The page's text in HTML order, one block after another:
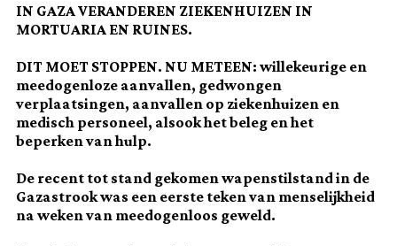
IN GAZA VERANDEREN ZIEKENHUIZEN IN
MORTUARIA EN RUINES.
DIT MOET STOPPEN. NU METEEN: willekeurige en
meedogenloze aanvallen, gedwongen
verplaatsingen, aanvallen op ziekenhuizen en
medisch personeel, alsook het beleg en het
beperken van hulp.
De recent tot stand gekomen wapenstilstand in de
Gazastrook was een eerste teken van menselijkheid
na weken van meedogenloos geweld.